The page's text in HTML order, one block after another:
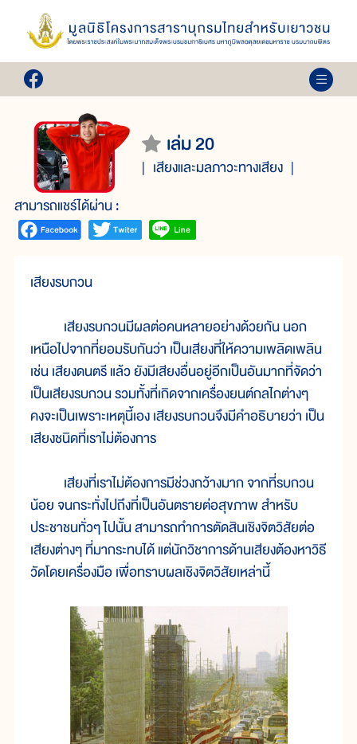
เล่ม 20
เสียงและมลภาวะทางเสียง
สามารถแชร์ได้ผ่าน :
เสียงรบกวน
เสียงรบกวนมีผลต่อคนหลายอย่างด้วยกัน นอก
เหนือไปจากที่ยอมรับกันว่า เป็นเสียงที่ให้ความเพลิดเพลิน
เช่น เสียงดนตรี แล้ว ยังมีเสียงอื่นอยู่อีกเป็นอันมากที่จัดว่า
เป็นเสียงรบกวน รวมทั้งที่เกิดจากเครื่องยนต์กลไกต่างๆ
คงจะเป็นเพราะเหตุนี้เอง เสียงรบกวนจึงมีคำอธิบายว่า เป็น
เสียงชนิดที่เราไม่ต้องการ
เสียงที่เราไม่ต้องการมีช่วงกว้างมาก จากที่รบกวน
น้อย จนกระทั่งไปถึงที่เป็นอันตรายต่อสุขภาพ สำหรับ
ประชาชนทั่วๆ ไปนั้น สามารถทำการตัดสินเชิงจิตวิสัยต่อ
เสียงต่างๆ ที่มากระทบได้ แต่นักวิชาการด้านเสียงต้องหาวิธี
วัดโดยเครื่องมือ เพื่อทราบผลเชิงจิตวิสัยเหล่านี้